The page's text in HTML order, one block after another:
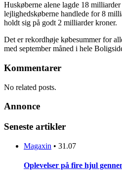
Huskøberne alene lagde 18
lejlighedskøberne handlede for 8
holdt sig på godt 2 milliarder kroner.
Det er rekordhøje købesummer for
med september måned i hele
Kommentarer
No related posts.
Annonce
Seneste artikler
Magaxin • 31.07
Oplevelser på fire hjul